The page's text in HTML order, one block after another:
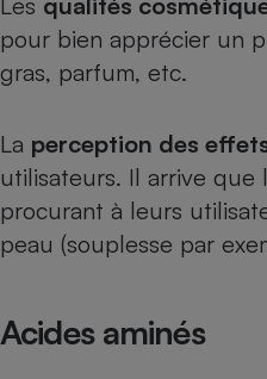
pour bien apprécier un
gras, parfum, etc.
La perception des
utilisateurs. Il arrive
procurant à leurs
peau (souplesse par
Acides aminés